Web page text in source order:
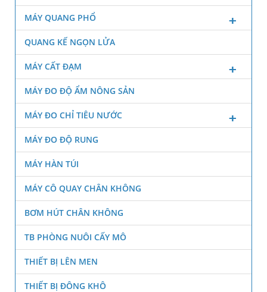
MÁY QUANG PHỔ
QUANG KẾ NGỌN LỬA
MÁY CẤT ĐẠM
MÁY ĐO ĐỘ ẨM NÔNG SẢN
MÁY ĐO CHỈ TIÊU NƯỚC
MÁY ĐO ĐỘ RUNG
MÁY HÀN TÚI
MÁY CÔ QUAY CHÂN KHÔNG
BƠM HÚT CHÂN KHÔNG
TB PHÒNG NUÔI CẤY MÔ
THIẾT BỊ LÊN MEN
THIẾT BỊ ĐÔNG KHÔ